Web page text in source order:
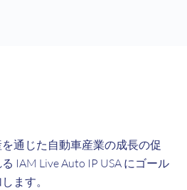
通じた自動車産業の成長の促
IAM Live Auto IP USA にゴール
ます。